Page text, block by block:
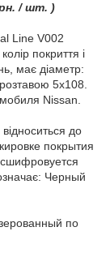
/ шт. )
Line V002
покриття і
має діаметр:
5x108.
Nissan.
до
покрытия
Черный
по